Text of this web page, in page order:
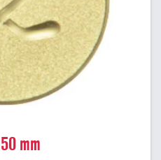
mm